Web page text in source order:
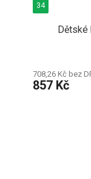
Dětské
708,26 Kč bez
857 Kč
34